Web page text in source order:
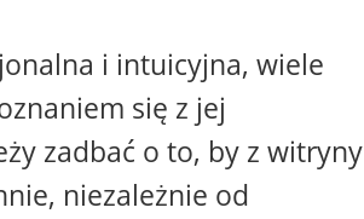
i intuicyjna, wiele
się z jej
zadbać o to, by z witryny
niezależnie od